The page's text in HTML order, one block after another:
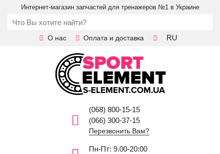
Интернет-магазин запчастей для тренажеров №1 в Украине
О нас Оплата и доставка RU
(068) 800-15-15
(066) 300-37-15
Перезвонить Вам?
Пн-Пт: 9.00-20:00